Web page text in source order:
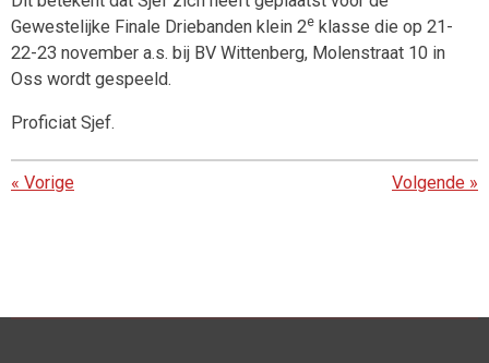
Gewestelijke Finale Driebanden klein 2e klasse die op 21-
22-23 november a.s. bij BV Wittenberg, Molenstraat 10 in
Oss wordt gespeeld.
Proficiat Sjef.
« Vorige Volgende »